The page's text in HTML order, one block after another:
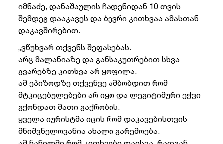
იმნაძე, დანაშაულის ჩადენიდან 10 თვის
შემდეგ დააკავეს და ბევრი კითხვაა ამასთან
დაკავშირებით.
„ვწუხვარ თქვენს შეფასებას.
არც მალანიაზე და განსაკუთრებით სხვა
გვარებზე კითხვა არ ყოფილა.
ამ ეპიზოდზე თქვენვე ამბობდით რომ
მტკიცებულებები არ იყო და ლეგიტიმური ეჭვი
გქონდათ მათი გაქრობის.
ყველა იურისტმა იცის რომ დაკავებისთვის
მნიშვნელოვანია ახალი გარემოება.